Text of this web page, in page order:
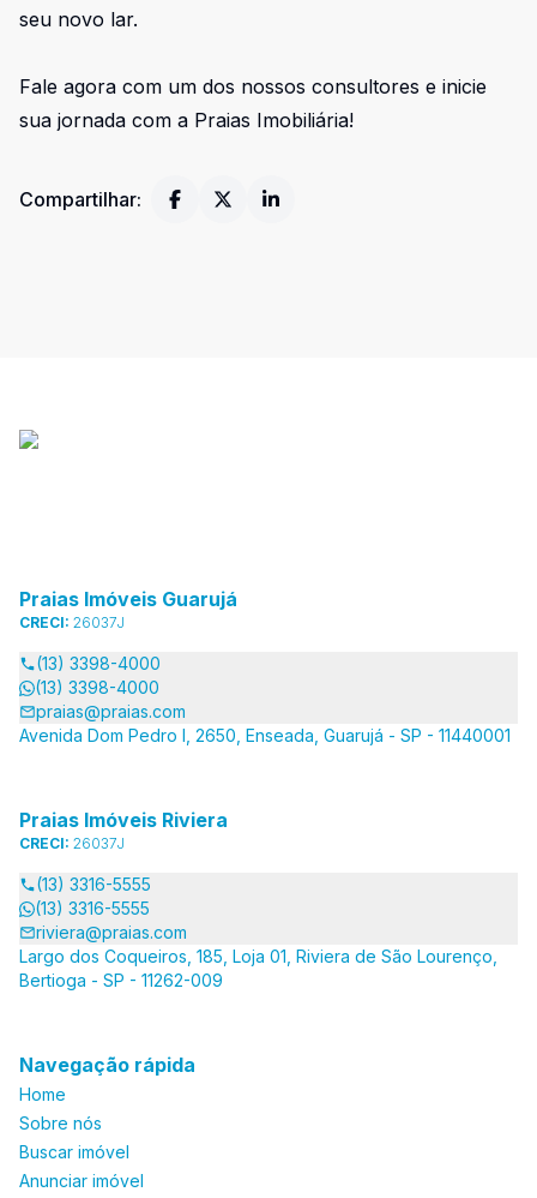
seu novo lar.
Fale agora com um dos nossos consultores e inicie
sua jornada com a Praias Imobiliária!
Compartilhar:
Praias Imóveis Guarujá
CRECI: 26037J
(13) 3398-4000
(13) 3398-4000
praias@praias.com
Avenida Dom Pedro I, 2650, Enseada, Guarujá - SP - 11440001
Praias Imóveis Riviera
CRECI: 26037J
(13) 3316-5555
(13) 3316-5555
riviera@praias.com
Largo dos Coqueiros, 185, Loja 01, Riviera de São Lourenço,
Bertioga - SP - 11262-009
Navegação rápida
Home
Sobre nós
Buscar imóvel
Anunciar imóvel